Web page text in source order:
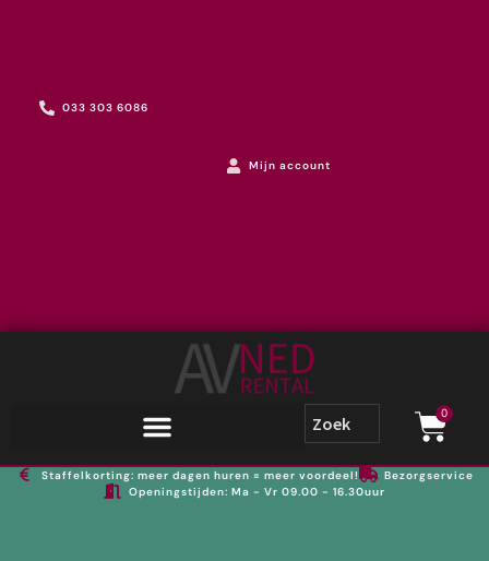
033 303 6086
Mijn account
0
Staffelkorting: meer dagen huren = meer voordeel!
Bezorgservice
Openingstijden: Ma - Vr 09.00 - 16.30uur